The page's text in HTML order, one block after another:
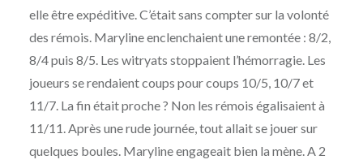
elle être expéditive. C’était sans compter sur la volonté
des rémois. Maryline enclenchaient une remontée : 8/2,
8/4 puis 8/5. Les witryats stoppaient l’hémorragie. Les
joueurs se rendaient coups pour coups 10/5, 10/7 et
11/7. La fin était proche ? Non les rémois égalisaient à
11/11. Après une rude journée, tout allait se jouer sur
quelques boules. Maryline engageait bien la mène. A 2